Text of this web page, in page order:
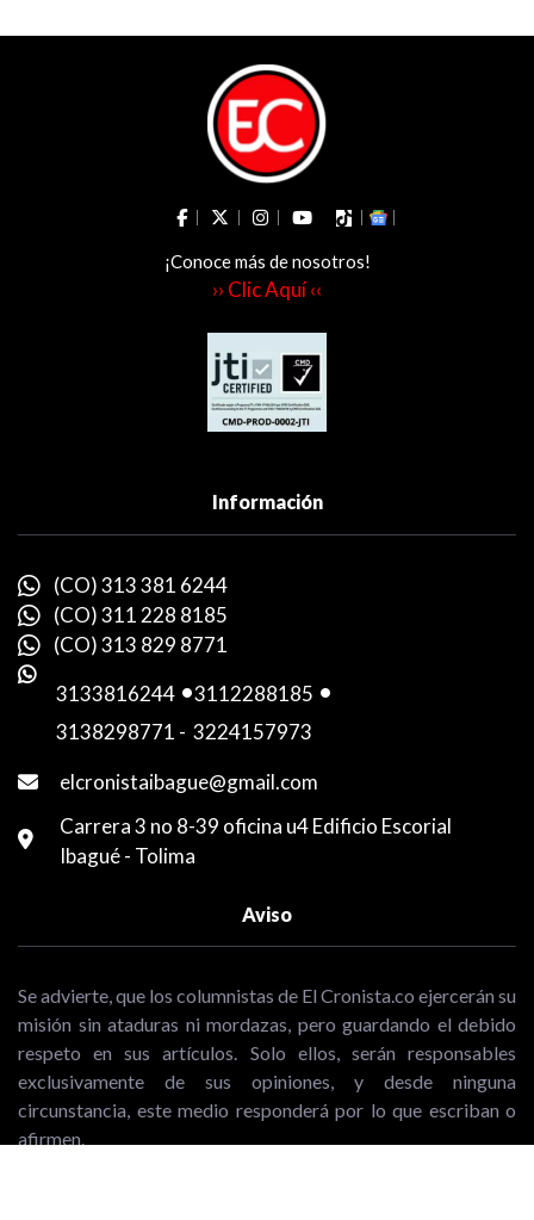
¡Conoce más de nosotros!
›› Clic Aquí ‹‹
Información
(CO) 313 381 6244
(CO) 311 228 8185
(CO) 313 829 8771
3133816244 -3112288185 -
3138298771 - 3224157973
elcronistaibague@gmail.com
Carrera 3 no 8-39 oficina u4 Edificio Escorial
Ibagué - Tolima
Aviso
Se advierte, que los columnistas de El Cronista.co ejercerán su
misión sin ataduras ni mordazas, pero guardando el debido
respeto en sus artículos. Solo ellos, serán responsables
exclusivamente de sus opiniones, y desde ninguna
circunstancia, este medio responderá por lo que escriban o
afirmen.